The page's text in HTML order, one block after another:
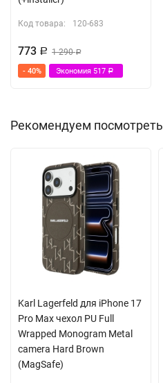
Код товара: 120-683
773 Р 1 290Р
- 40% Экономия 517 Р
Рекомендуем посмотреть
Karl Lagerfeld для iPhone 17
Pro Max чехол PU Full
Wrapped Monogram Metal
camera Hard Brown
(MagSafe)